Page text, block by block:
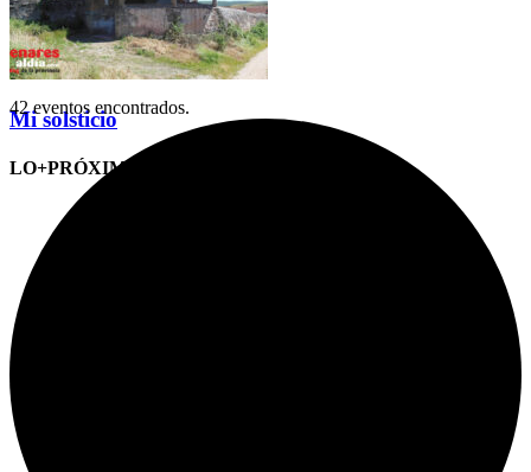
Mi solsticio
LO+PRÓXIMO (CITAS)
42 eventos encontrados.